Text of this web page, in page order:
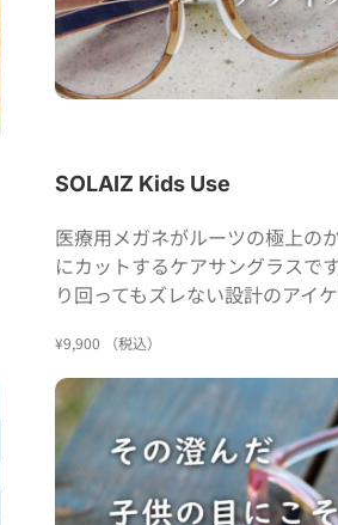
SOLAIZ Kids Use
医療用メガネがルーツの極上の
にカットするケアサングラスで
り回ってもズレない設計のアイ
¥9,900 （税込）